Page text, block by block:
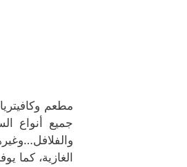
جميع أنواع
الغازية، كما يوفر